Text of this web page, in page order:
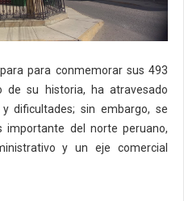
para conmemorar sus 493
su historia, ha atravesado
dificultades; sin embargo, se
del norte peruano,
y un eje comercial